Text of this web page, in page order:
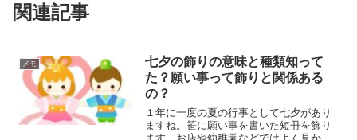
関連記事
メモ
七夕の飾りの意味と種類知って
た？願い事って飾りと関係ある
の？
１年に一度の夏の行事として七夕があり
ますね。笹に願い事を書いた短冊を飾り